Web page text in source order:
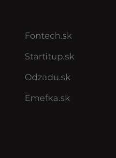
Fontech.sk
Startitup.sk
Odzadu.sk
Emefka.sk